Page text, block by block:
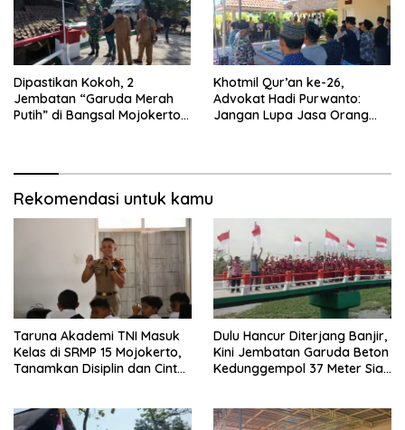
Dipastikan Kokoh, 2
Jembatan “Garuda Merah
Putih” di Bangsal Mojokerto
Khotmil Qur’an ke-26,
Advokat Hadi Purwanto:
Jangan Lupa Jasa Orang
Rekomendasi untuk kamu
Taruna Akademi TNI Masuk
Kelas di SRMP 15 Mojokerto,
Tanamkan Disiplin dan Cinta
Dulu Hancur Diterjang Banjir,
Kini Jembatan Garuda Beton
Kedunggempol 37 Meter Siap